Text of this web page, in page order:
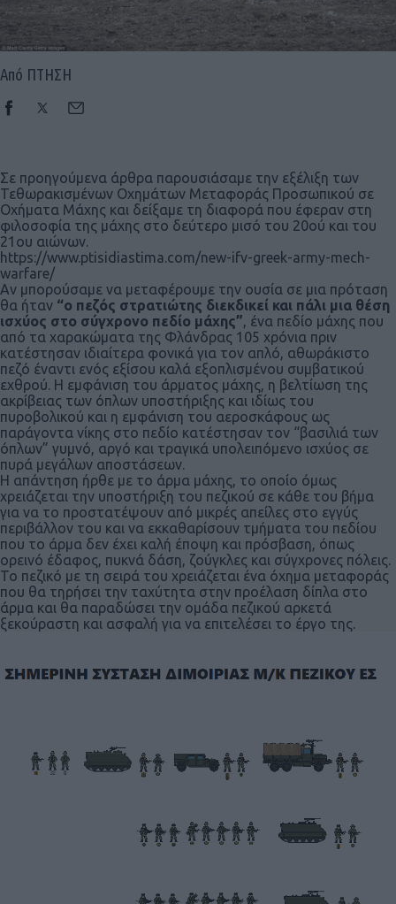
Social
Από ΠΤΗΣΗ
Σε προηγούμενα άρθρα παρουσιάσαμε την εξέλιξη των
Τεθωρακισμένων Οχημάτων Μεταφοράς Προσωπικού σε
Οχήματα Μάχης και δείξαμε τη διαφορά που έφεραν στη
φιλοσοφία της μάχης στο δεύτερο μισό του 20ού και του
21ου αιώνων.
https://www.ptisidiastima.com/new-ifv-greek-army-mech-
warfare/
Αν μπορούσαμε να μεταφέρουμε την ουσία σε μια πρόταση
θα ήταν “ο πεζός στρατιώτης διεκδικεί και πάλι μια θέση
ισχύος στο σύγχρονο πεδίο μάχης” , ένα πεδίο μάχης που
από τα χαρακώματα της Φλάνδρας 105 χρόνια πριν
κατέστησαν ιδιαίτερα φονικά για τον απλό, αθωράκιστο
πεζό έναντι ενός εξίσου καλά εξοπλισμένου συμβατικού
εχθρού. Η εμφάνιση του άρματος μάχης, η βελτίωση της
ακρίβειας των όπλων υποστήριξης και ιδίως του
πυροβολικού και η εμφάνιση του αεροσκάφους ως
παράγοντα νίκης στο πεδίο κατέστησαν τον “βασιλιά των
όπλων” γυμνό, αργό και τραγικά υπολειπόμενο ισχύος σε
πυρά μεγάλων αποστάσεων.
Η απάντηση ήρθε με το άρμα μάχης, το οποίο όμως
χρειάζεται την υποστήριξη του πεζικού σε κάθε του βήμα
για να το προστατέψουν από μικρές απείλες στο εγγύς
περιβάλλον του και να εκκαθαρίσουν τμήματα του πεδίου
που το άρμα δεν έχει καλή έποψη και πρόσβαση, όπως
ορεινό έδαφος, πυκνά δάση, ζούγκλες και σύγχρονες πόλεις.
Το πεζικό με τη σειρά του χρειάζεται ένα όχημα μεταφοράς
που θα τηρήσει την ταχύτητα στην προέλαση δίπλα στο
άρμα και θα παραδώσει την ομάδα πεζικού αρκετά
ξεκούραστη και ασφαλή για να επιτελέσει το έργο της.